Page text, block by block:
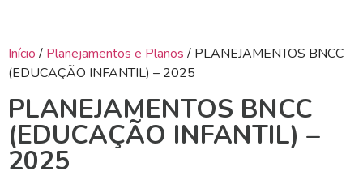
Início / Planejamentos e Planos / PLANEJAMENTOS BNCC
(EDUCAÇÃO INFANTIL) – 2025
PLANEJAMENTOS BNCC
(EDUCAÇÃO INFANTIL) –
2025